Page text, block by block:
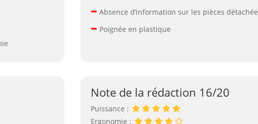
– Absence d’information sur les pièces
– Poignée en plastique
Note de la rédaction 16/20
Puissance :
Ergonomie :